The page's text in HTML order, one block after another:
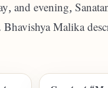
and evening,
Malika